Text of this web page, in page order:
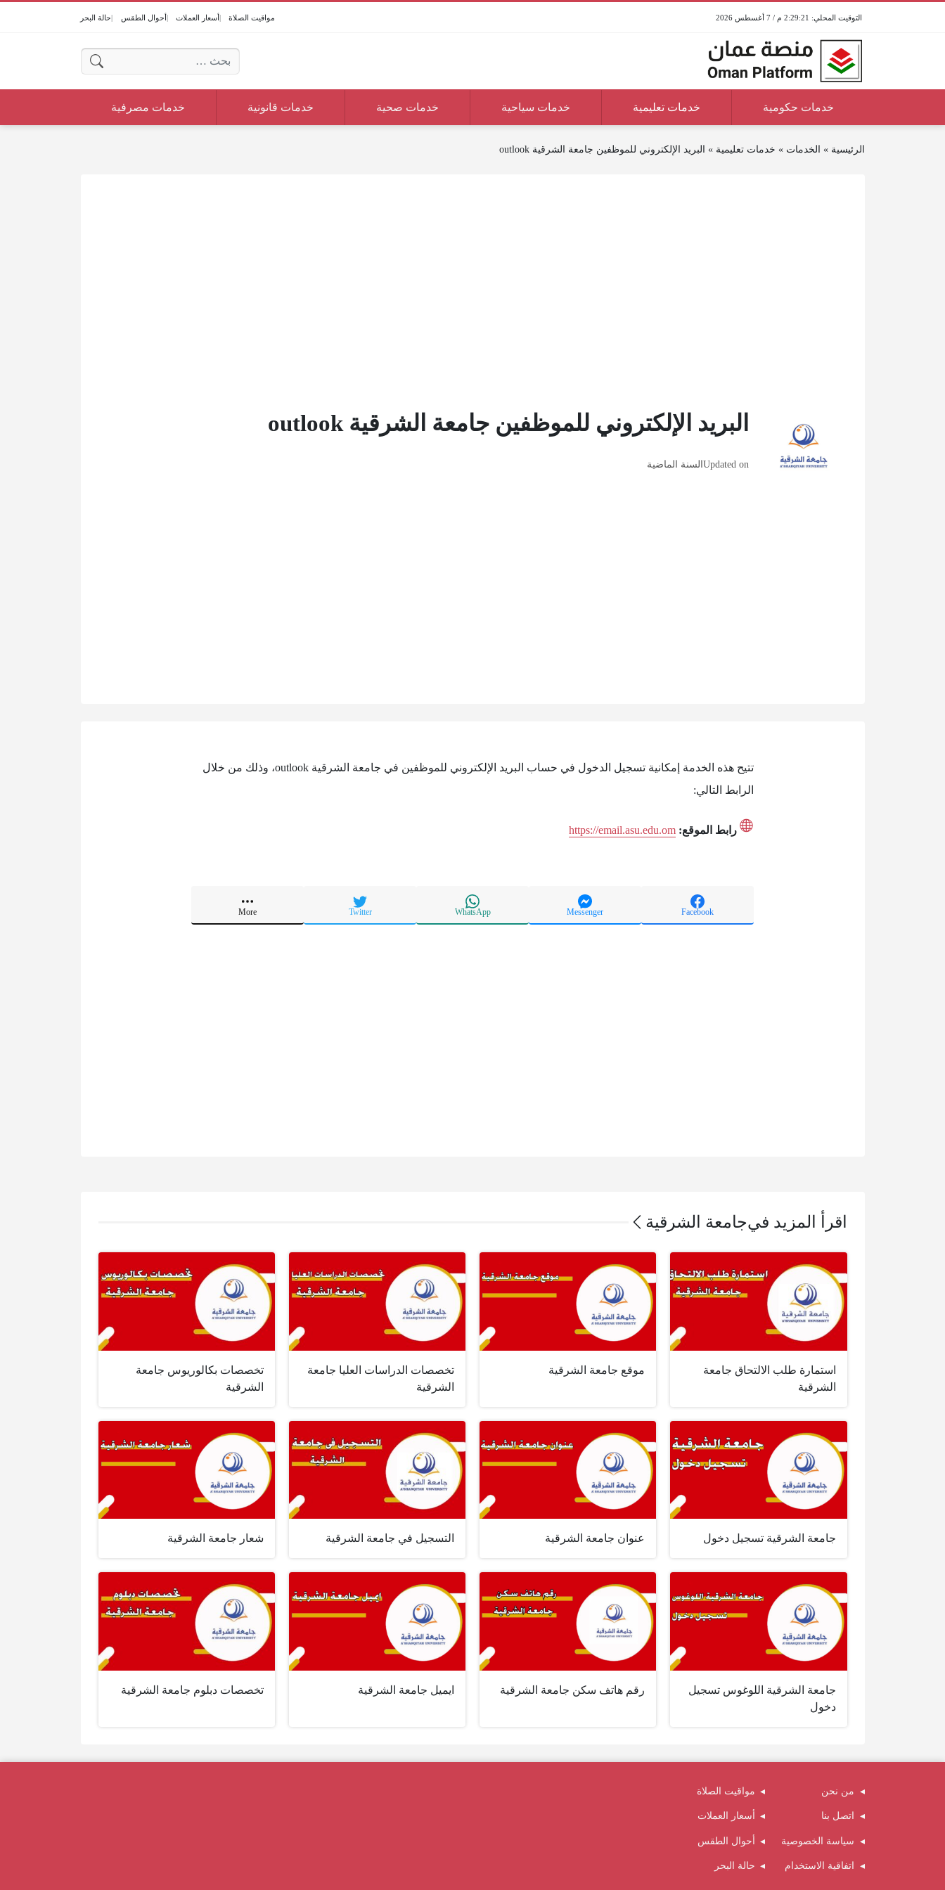
2:29:21 م / 7 أغسطس 2026 مواقيت الصلاة أسعار العملات أحوال الطقس حالة البحر
البحث عن:
خدمات حكومية خدمات تعليمية خدمات سياحية خدمات صحية خدمات قانونية خدمات مصرفية
الرئيسية » الخدمات » خدمات تعليمية » البريد الإلكتروني للموظفين جامعة الشرقية outlook
البريد الإلكتروني للموظفين جامعة الشرقية outlook
Updated onالسنة الماضية
تتيح هذه الخدمة إمكانية تسجيل الدخول في حساب البريد الإلكتروني للموظفين في جامعة الشرقية outlook، وذلك من خلال
الرابط التالي:
رابط الموقع: https://email.asu.edu.om
Facebook
Messenger
WhatsApp
Twitter
More
اقرأ المزيد فيجامعة الشرقية
استمارة طلب الالتحاق جامعة
الشرقية
موقع جامعة الشرقية
تخصصات الدراسات العليا جامعة
الشرقية
تخصصات بكالوريوس جامعة
الشرقية
جامعة الشرقية تسجيل دخول عنوان جامعة الشرقية التسجيل في جامعة الشرقية شعار جامعة الشرقية
جامعة الشرقية اللوغوس تسجيل
دخول
رقم هاتف سكن جامعة الشرقية ايميل جامعة الشرقية تخصصات دبلوم جامعة الشرقية
من نحن
اتصل بنا
سياسة الخصوصية
اتفاقية الاستخدام
مواقيت الصلاة
أسعار العملات
أحوال الطقس
حالة البحر